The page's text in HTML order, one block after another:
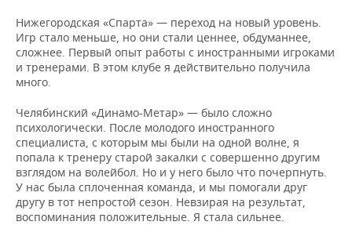
Нижегородская «Спарта» — переход на новый уровень.
Игр стало меньше, но они стали ценнее, обдуманнее,
сложнее. Первый опыт работы с иностранными игроками
и тренерами. В этом клубе я действительно получила
много.
Челябинский «Динамо-Метар» — было сложно
психологически. После молодого иностранного
специалиста, с которым мы были на одной волне, я
попала к тренеру старой закалки с совершенно другим
взглядом на волейбол. Но и у него было что почерпнуть.
У нас была сплоченная команда, и мы помогали друг
другу в тот непростой сезон. Невзирая на результат,
воспоминания положительные. Я стала сильнее.